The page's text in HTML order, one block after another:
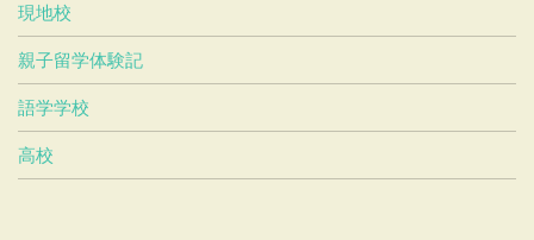
現地校
親子留学体験記
語学学校
高校